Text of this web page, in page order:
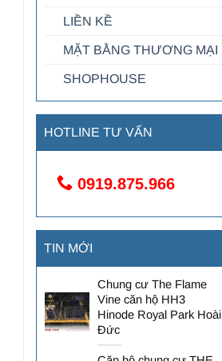
LIỀN KỀ
MẶT BẰNG THƯƠNG MẠI
SHOPHOUSE
HOTLINE TƯ VẤN
0919.875.966
TIN MỚI
Chung cư The Flame
Vine căn hộ HH3
Hinode Royal Park Hoài
Đức